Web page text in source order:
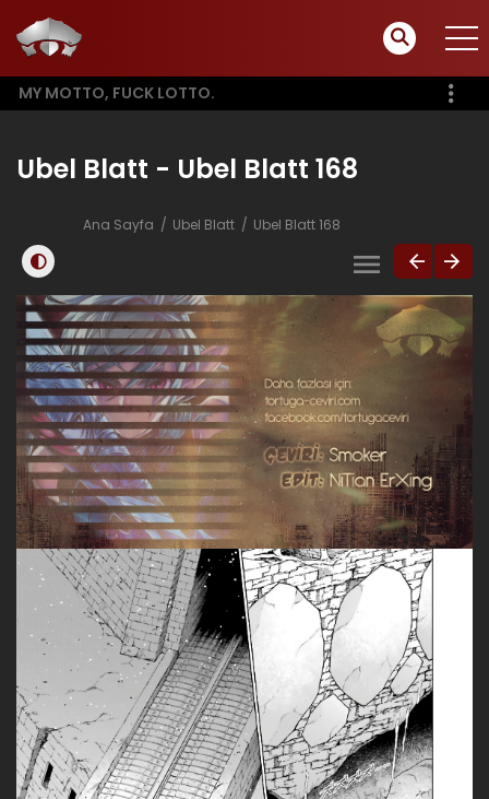
MY MOTTO, FUCK LOTTO.
Ubel Blatt - Ubel Blatt 168
Ana Sayfa Ubel Blatt Ubel Blatt 168